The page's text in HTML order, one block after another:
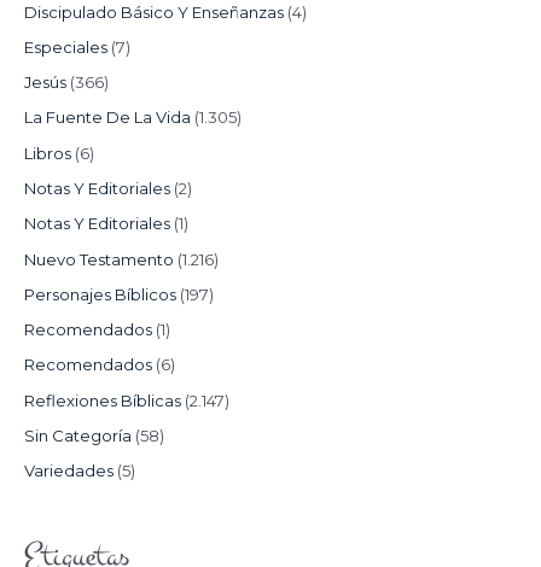
Discipulado Básico Y Enseñanzas (4)
Especiales (7)
Jesús (366)
La Fuente De La Vida (1.305)
Libros (6)
Notas Y Editoriales (2)
Notas Y Editoriales (1)
Nuevo Testamento (1.216)
Personajes Bíblicos (197)
Recomendados (1)
Recomendados (6)
Reflexiones Bíblicas (2.147)
Sin Categoría (58)
Variedades (5)
Etiquetas